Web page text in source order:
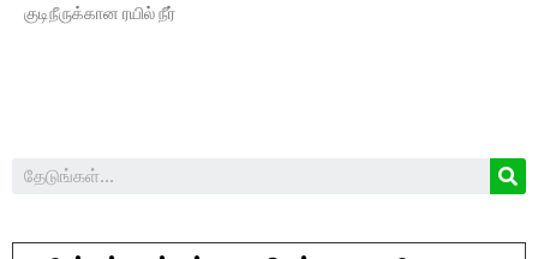
குடிநீருக்கான ரயில் நீர்